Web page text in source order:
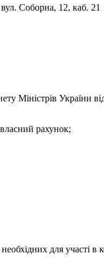
Соборна, 12, каб. 21
Міністрів
рахунок;
для участі в